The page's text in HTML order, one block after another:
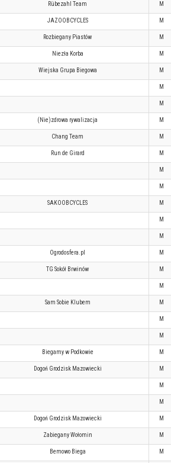
Rübezahl Team M
JAZOOBCYCLES M
Rozbiegany Piastów M
Niezła Korba M
Wiejska Grupa Biegowa M
M
M
(Nie)zdrowa rywalizacja M
Chang Team M
Run de Girard M
M
M
SAKOOBCYCLES M
M
M
Ogrodosfera.pl M
TG Sokół Brwinów M
M
Sam Sobie Klubem M
M
M
Biegamy w Podkowie M
Dogoń Grodzisk Mazowiecki M
M
M
Dogoń Grodzisk Mazowiecki M
Zabiegany Wołomin M
Bemowo Biega M